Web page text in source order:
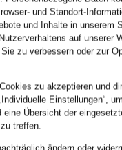
Lounge-
Shirt
und Standort-
und Inhalte in unserem
auf unserer
zu verbessern oder zur
zu akzeptieren und
Einstellungen“,
Übersicht der
treffen.
ändern oder